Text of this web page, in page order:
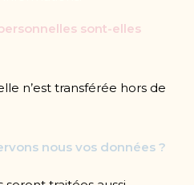
sont-elles
n’est transférée hors de
nous vos données ?